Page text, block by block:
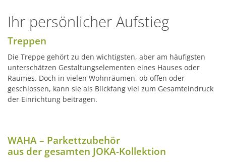
Ihr persönlicher Aufstieg
Treppen
Die Treppe gehört zu den wichtigsten, aber am häufigsten
unterschätzen Gestaltungselementen eines Hauses oder
Raumes. Doch in vielen Wohnräumen, ob offen oder
geschlossen, kann sie als Blickfang viel zum Gesamteindruck
der Einrichtung beitragen.
WAHA – Parkettzubehör
aus der gesamten JOKA-Kollektion